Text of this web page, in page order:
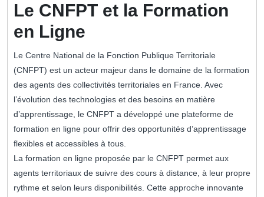
Le CNFPT et la Formation
en Ligne
Le Centre National de la Fonction Publique Territoriale
(CNFPT) est un acteur majeur dans le domaine de la formation
des agents des collectivités territoriales en France. Avec
l’évolution des technologies et des besoins en matière
d’apprentissage, le CNFPT a développé une plateforme de
formation en ligne pour offrir des opportunités d’apprentissage
flexibles et accessibles à tous.
La formation en ligne proposée par le CNFPT permet aux
agents territoriaux de suivre des cours à distance, à leur propre
rythme et selon leurs disponibilités. Cette approche innovante